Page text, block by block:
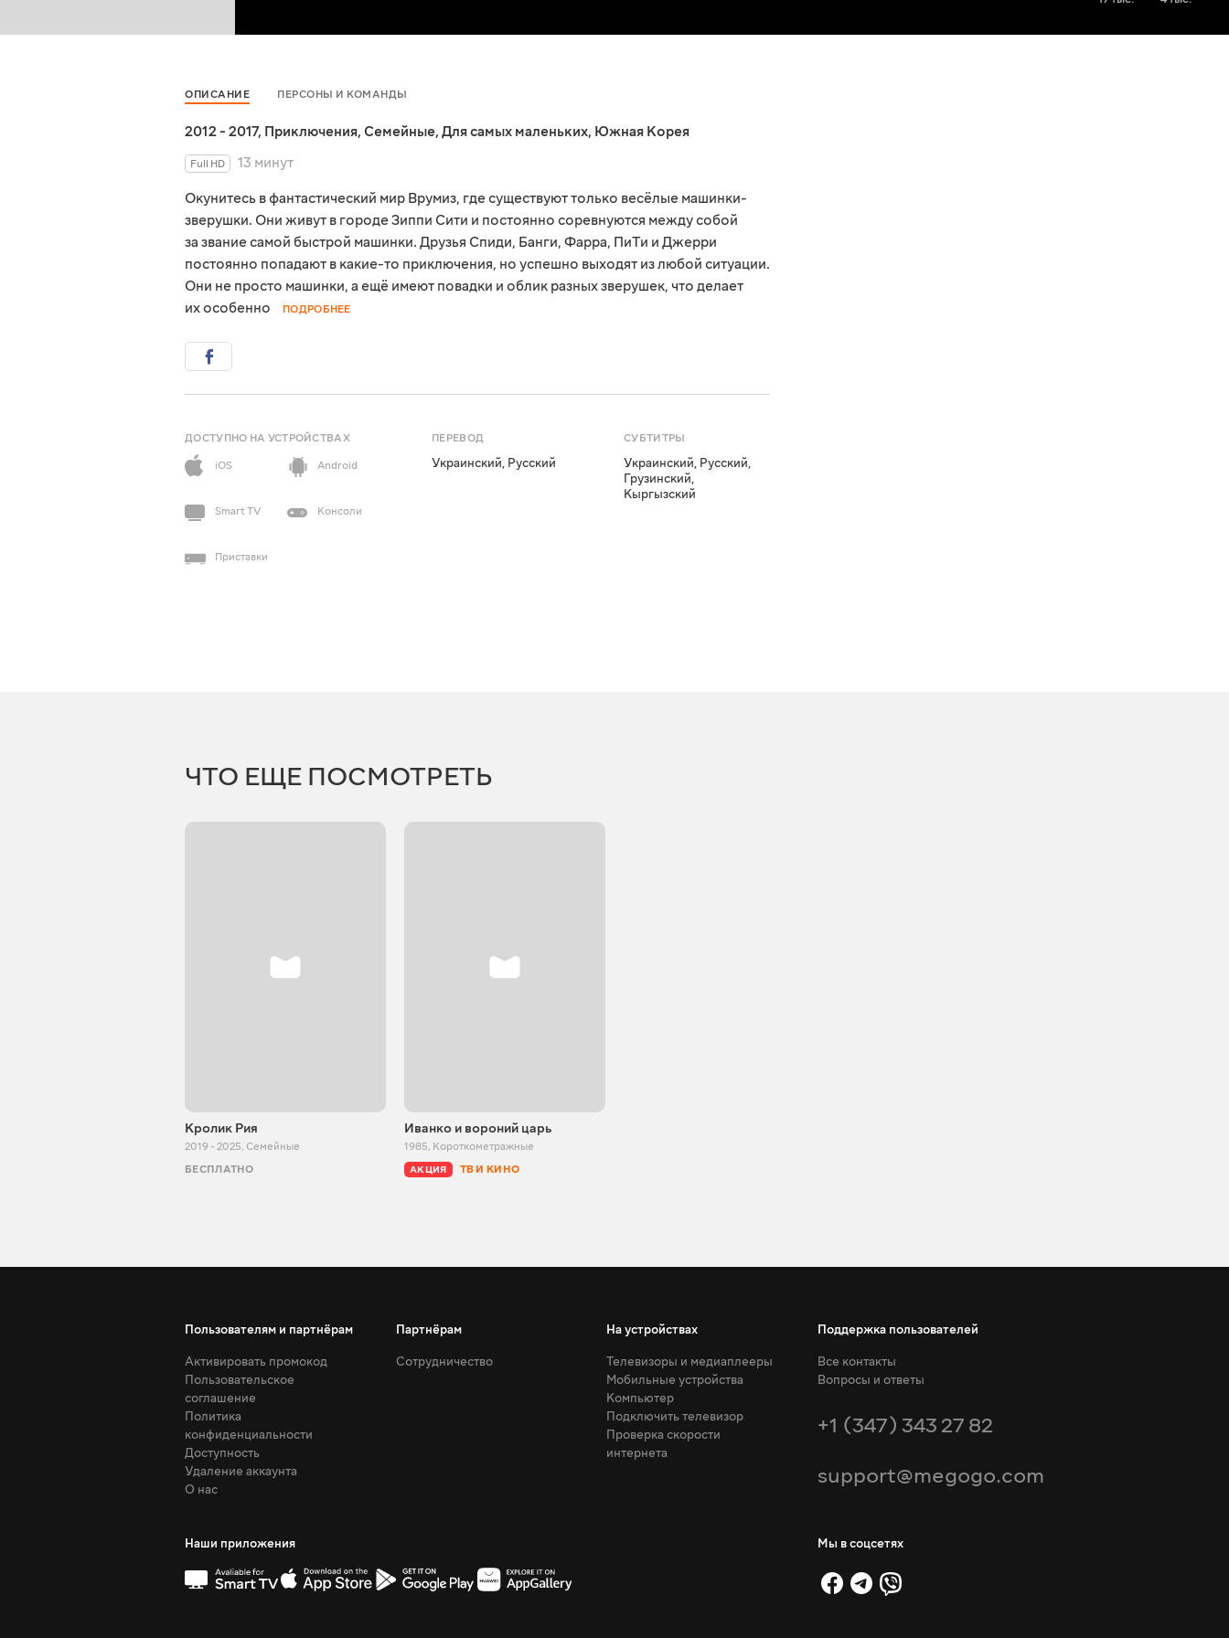
ОПИСАНИЕ ПЕРСОНЫ И КОМАНДЫ
2012 - 2017, Приключения, Семейные, Для самых маленьких, Южная Корея
Full HD
13 минут
Окунитесь в фантастический мир Врумиз, где существуют только весёлые машинки-
зверушки. Они живут в городе Зиппи Сити и постоянно соревнуются между собой
за звание самой быстрой машинки. Друзья Спиди, Банги, Фарра, ПиТи и Джерри
постоянно попадают в какие-то приключения, но успешно выходят из любой ситуации.
Они не просто машинки, а ещё имеют повадки и облик разных зверушек, что делает
их особенно
ПОДРОБНЕЕ
ДОСТУПНО НА УСТРОЙСТВАХ
iOS
Android
Smart TV Консоли
Приставки
ПЕРЕВОД
Украинский, Русский
СУБТИТРЫ
Украинский, Русский,
Грузинский,
Кыргызский
ЧТО ЕЩЕ ПОСМОТРЕТЬ
Кролик Рия
2019 - 2025, Семейные
БЕСПЛАТНО
Иванко и вороний царь
1985, Короткометражные
АКЦИЯ ТВ И КИНО
Пользователям и партнёрам
Активировать промокод
Пользовательское
соглашение
Политика
конфиденциальности
Доступность
Удаление аккаунта
О нас
Партнёрам
Сотрудничество
На устройствах
Телевизоры и медиаплееры
Мобильные устройства
Компьютер
Подключить телевизор
Проверка скорости
интернета
Поддержка пользователей
Все контакты
Вопросы и ответы
+1 (347) 343 27 82
support@megogo.com
Наши приложения Мы в соцсетях